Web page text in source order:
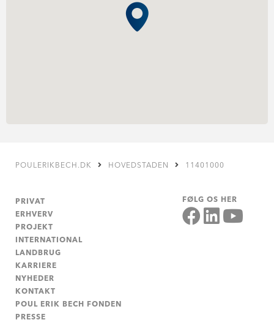
POULERIKBECH.DK HOVEDSTADEN 11401000
PRIVAT
ERHVERV
PROJEKT
INTERNATIONAL
LANDBRUG
KARRIERE
NYHEDER
KONTAKT
POUL ERIK BECH FONDEN
PRESSE
FØLG OS HER